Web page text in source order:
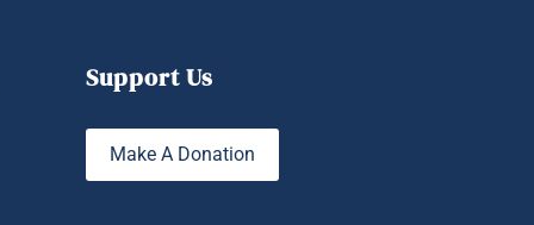
Support Us
Make A Donation